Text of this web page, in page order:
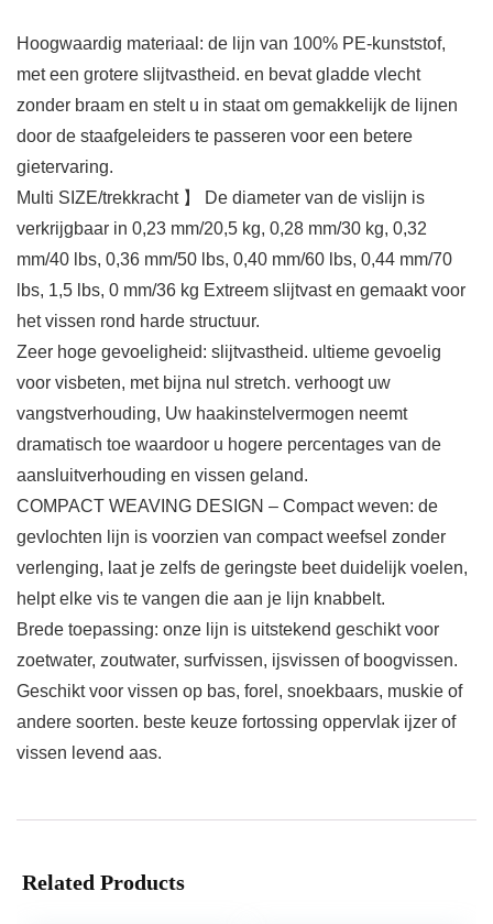
Hoogwaardig materiaal: de lijn van 100% PE-kunststof,
met een grotere slijtvastheid. en bevat gladde vlecht
zonder braam en stelt u in staat om gemakkelijk de lijnen
door de staafgeleiders te passeren voor een betere
gietervaring.
Multi SIZE/trekkracht 】 De diameter van de vislijn is
verkrijgbaar in 0,23 mm/20,5 kg, 0,28 mm/30 kg, 0,32
mm/40 lbs, 0,36 mm/50 lbs, 0,40 mm/60 lbs, 0,44 mm/70
lbs, 1,5 lbs, 0 mm/36 kg Extreem slijtvast en gemaakt voor
het vissen rond harde structuur.
Zeer hoge gevoeligheid: slijtvastheid. ultieme gevoelig
voor visbeten, met bijna nul stretch. verhoogt uw
vangstverhouding, Uw haakinstelvermogen neemt
dramatisch toe waardoor u hogere percentages van de
aansluitverhouding en vissen geland.
COMPACT WEAVING DESIGN – Compact weven: de
gevlochten lijn is voorzien van compact weefsel zonder
verlenging, laat je zelfs de geringste beet duidelijk voelen,
helpt elke vis te vangen die aan je lijn knabbelt.
Brede toepassing: onze lijn is uitstekend geschikt voor
zoetwater, zoutwater, surfvissen, ijsvissen of boogvissen.
Geschikt voor vissen op bas, forel, snoekbaars, muskie of
andere soorten. beste keuze fortossing oppervlak ijzer of
vissen levend aas.
Related Products